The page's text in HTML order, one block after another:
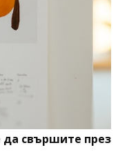
да свършите през